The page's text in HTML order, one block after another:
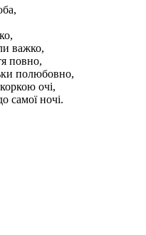
важко,
повно,
полюбовно,
очі,
самої ночі.